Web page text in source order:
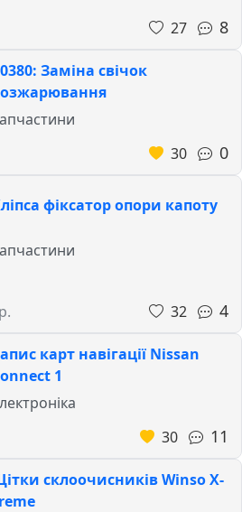
27 8
Заміна свічок
30
0
фіксатор опори капоту
32 4
карт навігації Nissan
1
30
11
склоочисників Winso X-